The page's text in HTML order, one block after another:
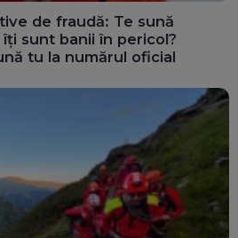
de fraudă: Te sună
îți sunt banii în pericol?
tu la numărul oficial